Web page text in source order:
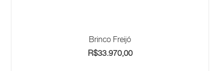
Brinco Freijó
R$33.970,00